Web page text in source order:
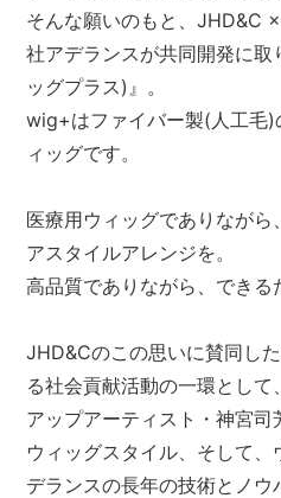
そんな願いのもと、JHD&C
社アデランスが共同開発に
ッグプラス)』。
wig+はファイバー製(人工毛)
ィッグです。
医療用ウィッグでありなが
アスタイルアレンジを。
高品質でありながら、できる
JHD&Cのこの思いに賛同し
る社会貢献活動の一環とし
アップアーティスト・神宮
ウィッグスタイル、そして
デランスの長年の技術とノウ